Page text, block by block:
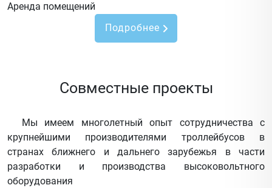
Аренда помещений
Подробнее
Совместные проекты
Мы имеем многолетный опыт сотрудничества с
крупнейшими производителями троллейбусов в
странах ближнего и дальнего зарубежья в части
разработки и производства высоковольтного
оборудования